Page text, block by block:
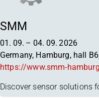
SMM
01. 09. – 04. 09. 2026
Germany, Hamburg, hall
Discover sensor solutions